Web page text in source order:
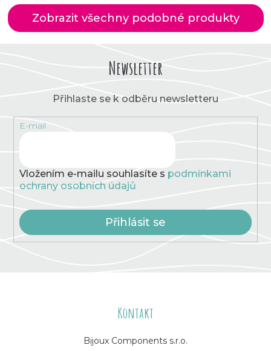
Zobrazit všechny podobné produkty
Newsletter
Přihlaste se k odběru newsletteru
E-mail
Vložením e-mailu souhlasíte s podmínkami
ochrany osobních údajů
Přihlásit se
Kontakt
Bijoux Components s.r.o.